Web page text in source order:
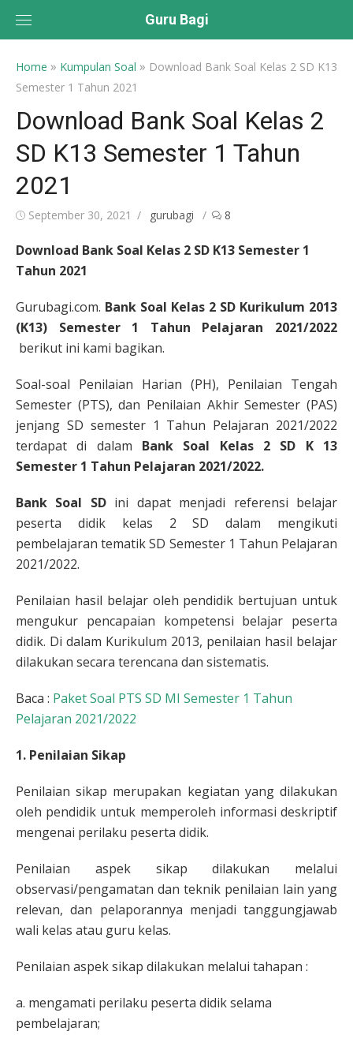
Guru Bagi
Home » Kumpulan Soal » Download Bank Soal Kelas 2 SD K13
Semester 1 Tahun 2021
Download Bank Soal Kelas 2
SD K13 Semester 1 Tahun
2021
Posted
September 30, 2021 Author
gurubagi 8
Download Bank Soal Kelas 2 SD K13 Semester 1
Tahun 2021
Gurubagi.com. Bank Soal Kelas 2 SD Kurikulum 2013
(K13) Semester 1 Tahun Pelajaran 2021/2022
berikut ini kami bagikan.
Soal-soal Penilaian Harian (PH), Penilaian Tengah
Semester (PTS), dan Penilaian Akhir Semester (PAS)
jenjang SD semester 1 Tahun Pelajaran 2021/2022
terdapat di dalam Bank Soal Kelas 2 SD K 13
Semester 1 Tahun Pelajaran 2021/2022.
Bank Soal SDini dapat menjadi referensi belajar
peserta didik kelas 2 SD dalam mengikuti
pembelajaran tematik SD Semester 1 Tahun Pelajaran
2021/2022.
Penilaian hasil belajar oleh pendidik bertujuan untuk
mengukur pencapaian kompetensi belajar peserta
didik. Di dalam Kurikulum 2013, penilaian hasil belajar
dilakukan secara terencana dan sistematis.
Baca : Paket Soal PTS SD MI Semester 1 Tahun
Pelajaran 2021/2022
1. Penilaian Sikap
Penilaian sikap merupakan kegiatan yang dilakukan
oleh pendidik untuk memperoleh informasi deskriptif
mengenai perilaku peserta didik.
Penilaian aspek sikap dilakukan melalui
observasi/pengamatan dan teknik penilaian lain yang
relevan, dan pelaporannya menjadi tanggungjawab
wali kelas atau guru kelas.
Penilaian aspek sikap dilakukan melalui tahapan :
a. mengamati perilaku peserta didik selama
pembelajaran;